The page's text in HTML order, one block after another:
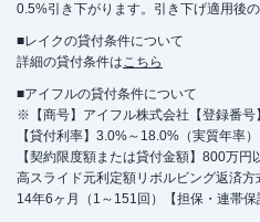
0.5%引き下がります。引き下げ適用後
■レイクの貸付条件について
詳細の貸付条件はこちら
■アイフルの貸付条件について
※【商号】アイフル株式会社【登録番
【貸付利率】3.0%～18.0%（実質年率
【契約限度額または貸付金額】800万
高スライド元利定額リボルビング返済
14年6ヶ月（1～151回）【担保・連帯